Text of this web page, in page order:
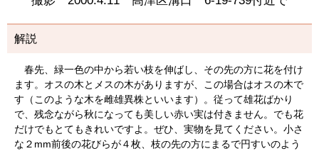
解説
春先、緑一色の中から若い枝を伸ばし、その先の方に花を付け
ます。オスの木とメスの木がありますが、この場合はオスの木で
す（このような木を雌雄異株といいます）。従って雄花ばかり
で、残念ながら秋になっても美しい赤い実は付きません。でも花
だけでもとてもきれいですよ。ぜひ、実物を見てください。小さ
な２mm前後の花びらが４枚、枝の先の方にまるで円すいのよう